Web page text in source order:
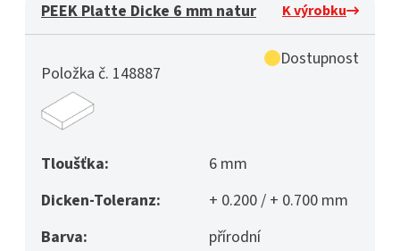
PEEK Platte Dicke 6 mm natur K výrobku
Položka č. 148887
Dostupnost
Tloušťka:
6 mm
Dicken-Toleranz:
+ 0.200 / + 0.700 mm
Barva:
přírodní